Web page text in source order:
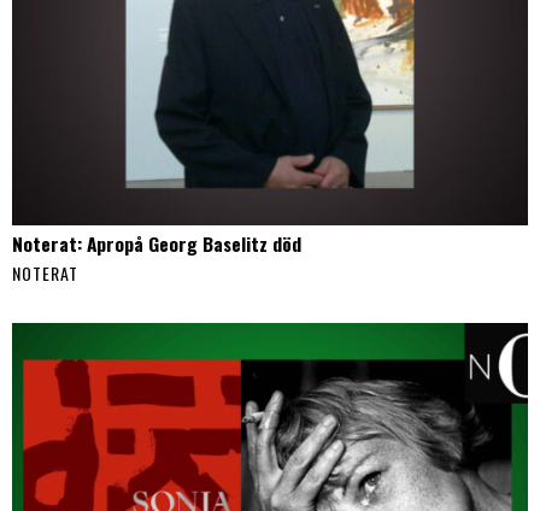
Noterat: Apropå Georg Baselitz död
NOTERAT